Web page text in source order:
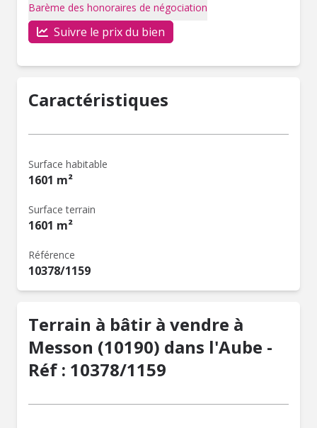
Barème des honoraires de négociation
Suivre le prix du bien
Caractéristiques
Surface habitable
1601 m²
Surface terrain
1601 m²
Référence
10378/1159
Terrain à bâtir à vendre à
Messon (10190) dans l'Aube -
Réf : 10378/1159